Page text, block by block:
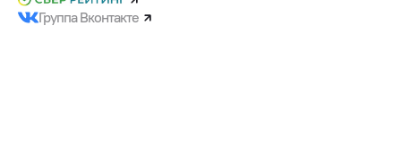
Группа Вконтакте